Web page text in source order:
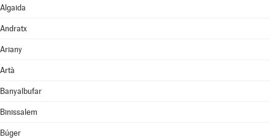
Algaida
Andratx
Ariany
Artà
Banyalbufar
Binissalem
Búger